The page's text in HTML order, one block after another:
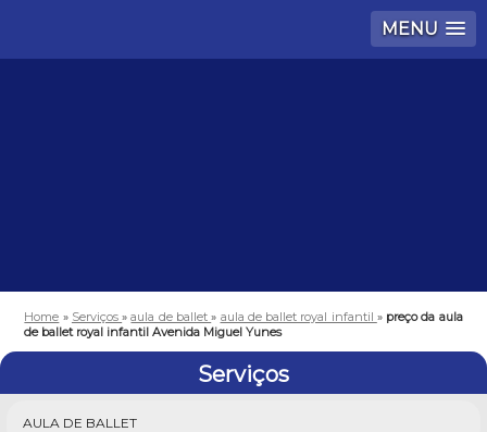
MENU
Home » Serviços»aula de ballet» aula de ballet royal infantil » preço da aula
de ballet royal infantil Avenida Miguel Yunes
Serviços
AULA DE BALLET